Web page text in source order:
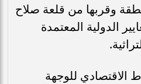
وقربها من قلعة صلاح
الدولية المعتمدة
الاقتصادي للوجهة